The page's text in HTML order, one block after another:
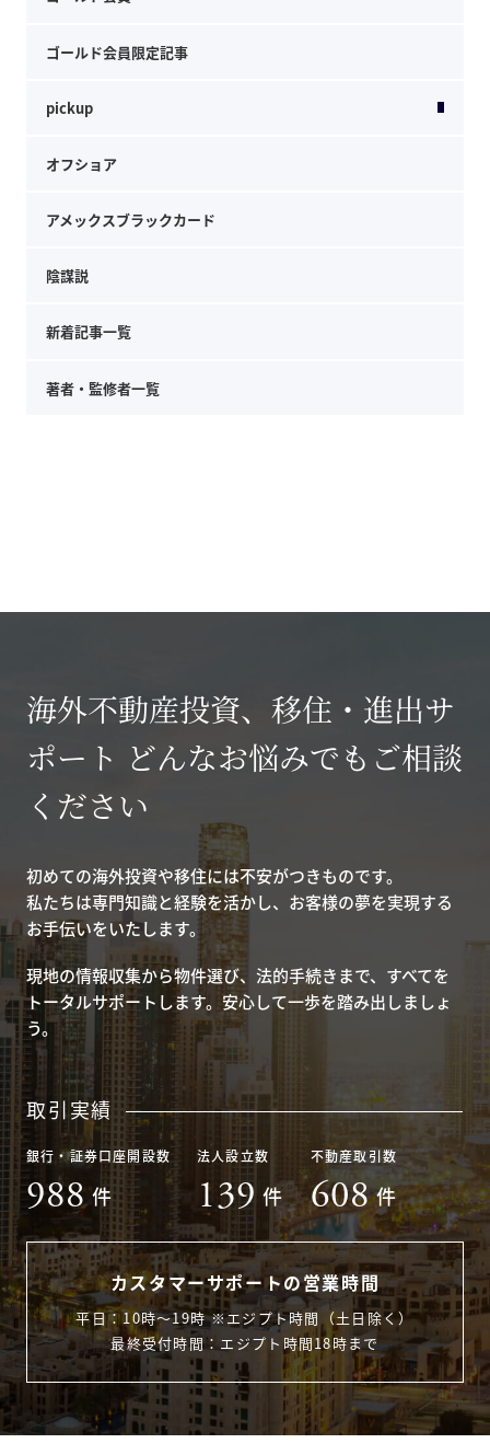
ゴールド会員限定記事
pickup
オフショア
アメックスブラックカード
陰謀説
新着記事一覧
著者・監修者一覧
海外不動産投資、移住・進出サ
ポート どんなお悩みでもご相談
ください
初めての海外投資や移住には不安がつきものです。
私たちは専門知識と経験を活かし、お客様の夢を実現する
お手伝いをいたします。
現地の情報収集から物件選び、法的手続きまで、すべてを
トータルサポートします。安心して一歩を踏み出しましょ
う。
取引実績
銀行・証券口座開設数
988 件
法人設立数
139 件
不動産取引数
608 件
カスタマーサポートの営業時間
平日：10時〜19時 ※エジプト時間（土日除く）
最終受付時間：エジプト時間18時まで